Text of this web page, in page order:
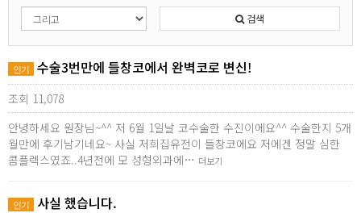
검색
인기 수술3번만에 들창코에서 완벽코로 변신!
조회 11,078
안녕하세요 원장님~^^ 저 6월 1일날 코수술한 수진이에요^^ 수술한지 5개
월만에 후기남기네요~ 사실 저희집유전이 들창코에요 저에겐 정말 심한
콤플렉스였죠..4년전에 모 성형외과에… 더보기
인기 사실 했습니다.